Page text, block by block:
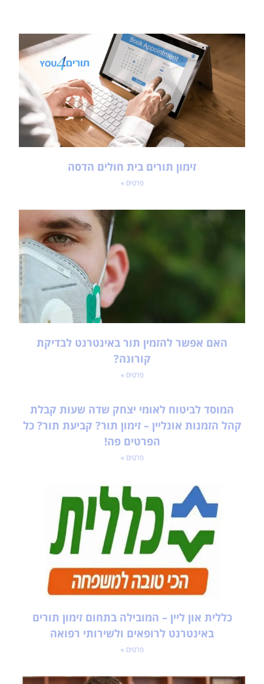
זימון תורים בית חולים הדסה
פרטים »
האם אפשר להזמין תור באינטרנט לבדיקת
קורונה?
פרטים »
המוסד לביטוח לאומי יצחק שדה שעות קבלת
קהל הזמנות אונליין – זימון תור? קביעת תור? כל
הפרטים פה!
פרטים »
כללית און ליין – המובילה בתחום זימון תורים
באינטרנט לרופאים ולשירותי רפואה
פרטים »